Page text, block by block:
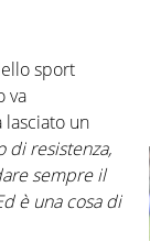
sport
va
lasciato un
di resistenza,
sempre il
è una cosa di